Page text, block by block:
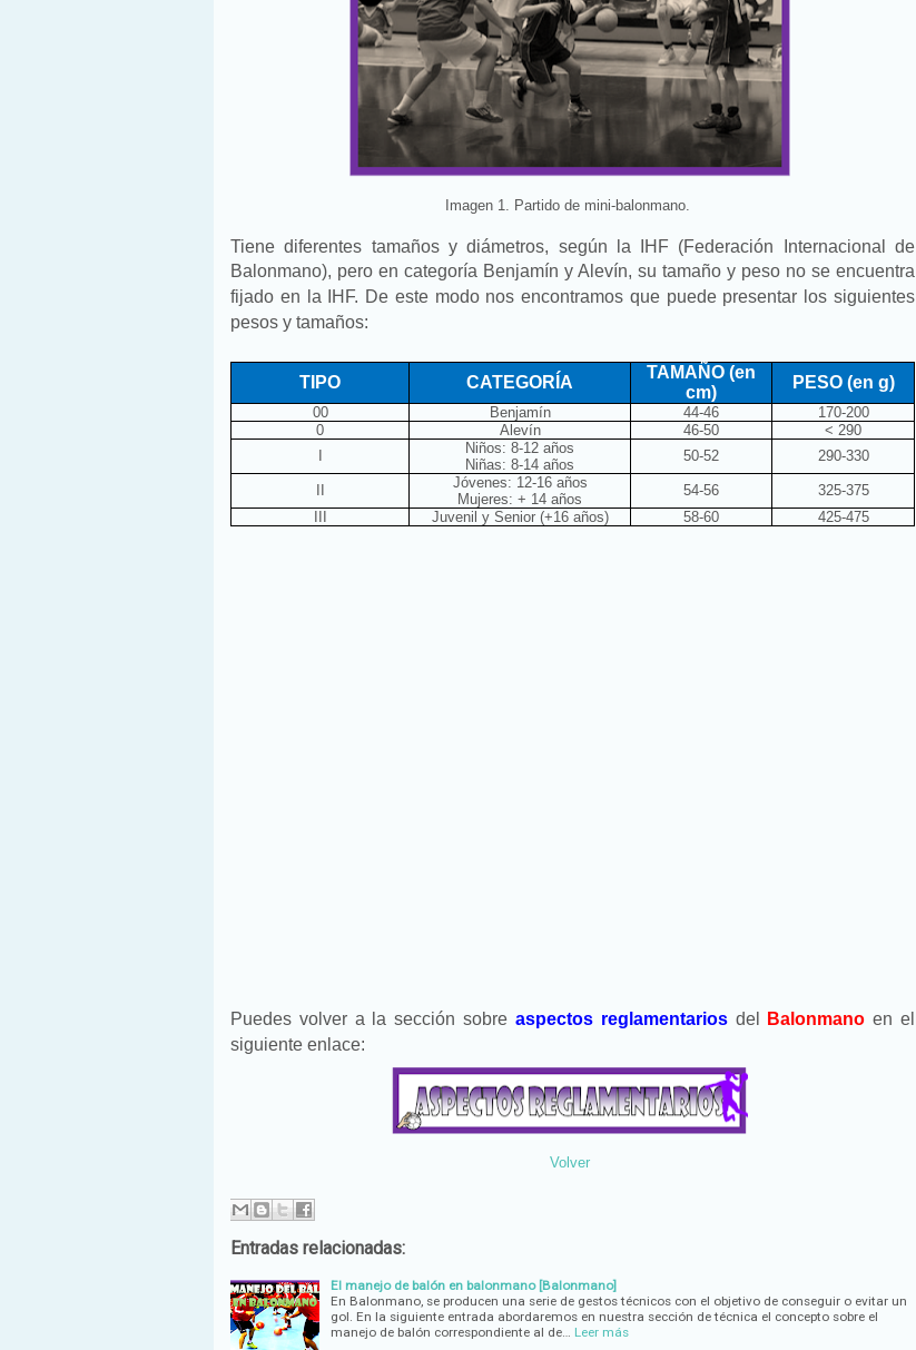
Imagen 1. Partido de mini-balonmano.
Tiene diferentes tamaños y diámetros, según la IHF (Federación Internacional de
Balonmano), pero en categoría Benjamín y Alevín, su tamaño y peso no se encuentra
fijado en la IHF. De este modo nos encontramos que puede presentar los siguientes
pesos y tamaños:
TIPO CATEGORÍA
TAMAÑO (en
cm)
PESO (en g)
00 Benjamín 44-46
170-200
0
Alevín 46-50
< 290
I
Niños: 8-12 años
Niñas: 8-14 años
50-52 290-330
II
Jóvenes: 12-16 años
Mujeres: + 14 años
54-56
325-375
III
Juvenil y Senior (+16 años) 58-60 425-475
Puedes volver a la sección sobre aspectos reglamentarios del Balonmanoen el
siguiente enlace:
Volver
Entradas relacionadas:
El manejo de balón en balonmano [Balonmano]
En Balonmano, se producen una serie de gestos técnicos con el objetivo de conseguir o evitar un
gol. En la siguiente entrada abordaremos en nuestra sección de técnica el concepto sobre el
manejo de balón correspondiente al de…
Leer más